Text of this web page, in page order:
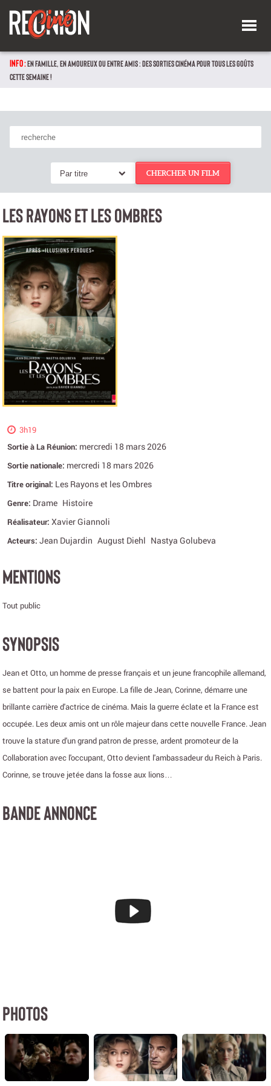
INFO :EN FAMILLE, EN AMOUREUX OU ENTRE AMIS : DES SORTIES CINÉMA POUR TOUS LES GOÛTS
CETTE SEMAINE !
Par titre CHERCHER UN FILM
LES RAYONS ET LES OMBRES
3h19
Sortie à La Réunion: mercredi 18 mars 2026
Sortie nationale: mercredi 18 mars 2026
Titre original: Les Rayons et les Ombres
Genre: Drame Histoire
Réalisateur: Xavier Giannoli
Acteurs: Jean Dujardin August Diehl Nastya Golubeva
MENTIONS
Tout public
SYNOPSIS
Jean et Otto, un homme de presse français et un jeune francophile allemand,
se battent pour la paix en Europe. La fille de Jean, Corinne, démarre une
brillante carrière d'actrice de cinéma. Mais la guerre éclate et la France est
occupée. Les deux amis ont un rôle majeur dans cette nouvelle France. Jean
trouve la stature d'un grand patron de presse, ardent promoteur de la
Collaboration avec l'occupant, Otto devient l'ambassadeur du Reich à Paris.
Corinne, se trouve jetée dans la fosse aux lions…
BANDE ANNONCE
PHOTOS